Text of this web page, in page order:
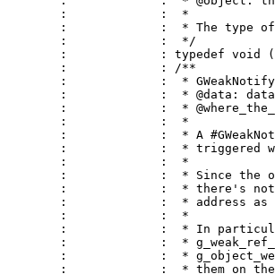
:             :  *
:             :  * The type
:             :  */
:             : typedef void
:             : /**
:             :  *
:             :  * @data:
:             :  *
:             :  *
:             :  * A
:             :  * triggered
:             :  *
:             :  * Since the
:             :  * there's
:             :  * address as
:             :  *
:             :  * In
:             :  *
:             :  *
:             :  * them on